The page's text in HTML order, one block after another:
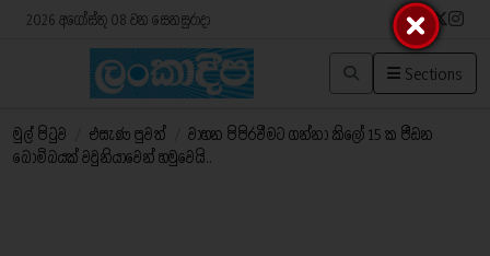
2026 අගෝස්තු 08 වන සෙනසුරාදා
Sections
මුල් පිටුව එසැණ පුවත්
වාහන පිපිරවීමට ගන්නා කිලෝ 15 ක පීඩන
බෝම්බයක් වවුනියාවෙන් හමුවෙයි..